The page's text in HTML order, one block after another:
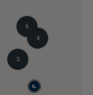
6
4
3